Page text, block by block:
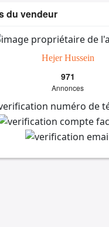
du vendeur
Hejer Hussein
971
Annonces